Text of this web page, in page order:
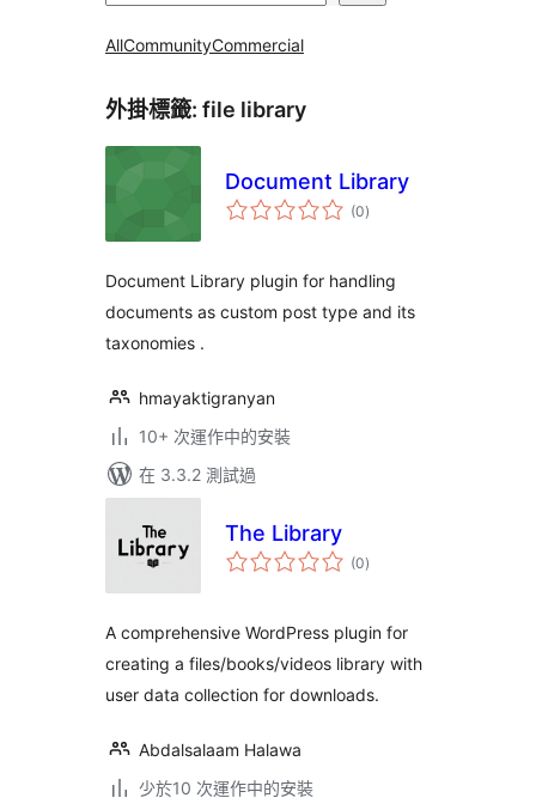
AllCommunityCommercial
外掛標籤: file library
Document Library
(0總
評)
Document Library plugin for handling
documents as custom post type and its
taxonomies .
hmayaktigranyan
10+ 次運作中的安裝
在 3.3.2 測試過
The Library
(0總
評)
A comprehensive WordPress plugin for
creating a files/books/videos library with
user data collection for downloads.
Abdalsalaam Halawa
少於10 次運作中的安裝